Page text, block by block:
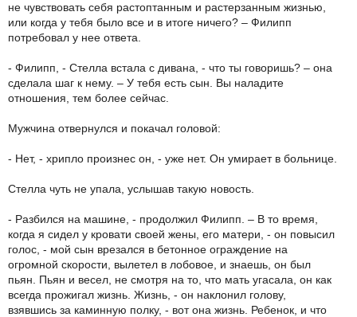
не чувствовать себя растоптанным и растерзанным жизнью,
или когда у тебя было все и в итоге ничего? – Филипп
потребовал у нее ответа.
- Филипп, - Стелла встала с дивана, - что ты говоришь? – она
сделала шаг к нему. – У тебя есть сын. Вы наладите
отношения, тем более сейчас.
Мужчина отвернулся и покачал головой:
- Нет, - хрипло произнес он, - уже нет. Он умирает в больнице.
Стелла чуть не упала, услышав такую новость.
- Разбился на машине, - продолжил Филипп. – В то время,
когда я сидел у кровати своей жены, его матери, - он повысил
голос, - мой сын врезался в бетонное ограждение на
огромной скорости, вылетел в лобовое, и знаешь, он был
пьян. Пьян и весел, не смотря на то, что мать угасала, он как
всегда прожигал жизнь. Жизнь, - он наклонил голову,
взявшись за каминную полку, - вот она жизнь. Ребенок, и что